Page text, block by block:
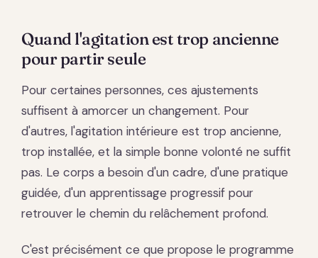
Quand l'agitation est trop ancienne
pour partir seule
Pour certaines personnes, ces ajustements
suffisent à amorcer un changement. Pour
d'autres, l'agitation intérieure est trop ancienne,
trop installée, et la simple bonne volonté ne suffit
pas. Le corps a besoin d'un cadre, d'une pratique
guidée, d'un apprentissage progressif pour
retrouver le chemin du relâchement profond.
C'est précisément ce que propose le programme